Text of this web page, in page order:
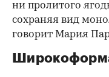
ни пролитого
сохраняя вид
говорит Мария